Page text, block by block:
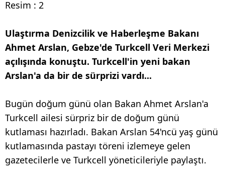
Ulaştırma Denizcilik ve Haberleşme Bakanı
Ahmet Arslan, Gebze'de Turkcell Veri Merkezi
açılışında konuştu. Turkcell'in yeni bakan
Arslan'a da bir de sürprizi vardı...
Bugün doğum günü olan Bakan Ahmet Arslan'a
Turkcell ailesi sürpriz bir de doğum günü
kutlaması hazırladı. Bakan Arslan 54'ncü yaş günü
kutlamasında pastayı töreni izlemeye gelen
gazetecilerle ve Turkcell yöneticileriyle paylaştı.